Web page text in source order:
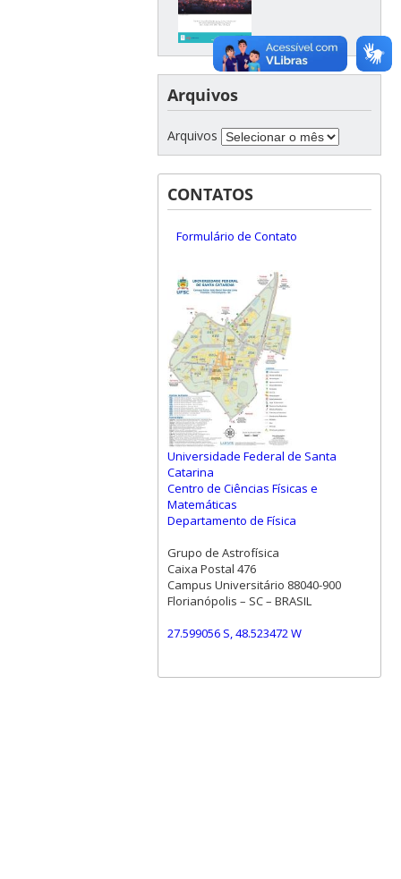
Arquivos
Arquivos
CONTATOS
Formulário de Contato
Universidade Federal de Santa
Catarina
Centro de Ciências Físicas e
Matemáticas
Departamento de Física
Grupo de Astrofísica
Caixa Postal 476
Campus Universitário 88040-900
Florianópolis – SC – BRASIL
27.599056 S, 48.523472 W